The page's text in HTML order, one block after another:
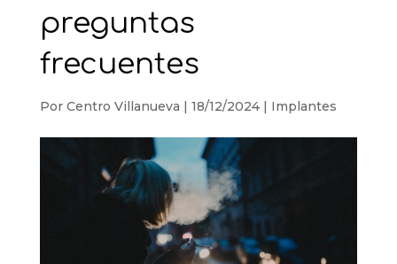
preguntas
frecuentes
Por Centro Villanueva | 18/12/2024| Implantes